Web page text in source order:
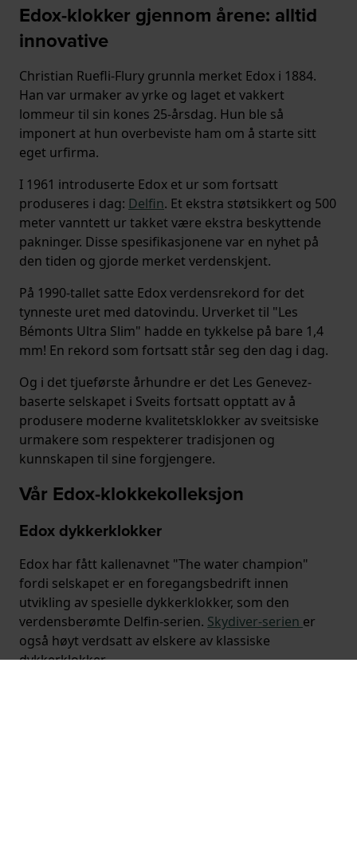
Edox-klokker gjennom årene: alltid
innovative
Christian Ruefli-Flury grunnla merket Edox i 1884.
Han var urmaker av yrke og laget et vakkert
lommeur til sin kones 25-årsdag. Hun ble så
imponert at hun overbeviste ham om å starte sitt
eget urfirma.
I 1961 introduserte Edox et ur som fortsatt
produseres i dag: Delfin. Et ekstra støtsikkert og 500
meter vanntett ur takket være ekstra beskyttende
pakninger. Disse spesifikasjonene var en nyhet på
den tiden og gjorde merket verdenskjent.
På 1990-tallet satte Edox verdensrekord for det
tynneste uret med datovindu. Urverket til "Les
Bémonts Ultra Slim" hadde en tykkelse på bare 1,4
mm! En rekord som fortsatt står seg den dag i dag.
Og i det tjueførste århundre er det Les Genevez-
baserte selskapet i Sveits fortsatt opptatt av å
produsere moderne kvalitetsklokker av sveitsiske
urmakere som respekterer tradisjonen og
kunnskapen til sine forgjengere.
Vår Edox-klokkekolleksjon
Edox dykkerklokker
Edox har fått kallenavnet "The water champion"
fordi selskapet er en foregangsbedrift innen
utvikling av spesielle dykkerklokker, som den
verdensberømte Delfin-serien. Skydiver-serien er
også høyt verdsatt av elskere av klassiske
dykkerklokker.